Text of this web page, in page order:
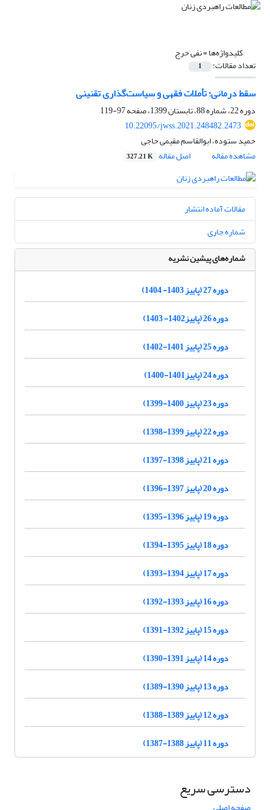
کلیدواژه‌ها =نفی حرج
تعداد مقالات: 1
سقط درمانی؛ تأملات فقهی و سیاست‌گذاری تقنینی
دوره 22، شماره 88، تابستان 1399، صفحه
97-119
10.22095/jwss.2021.248482.2473
حمید ستوده، ابوالقاسم مقیمی حاجی
مشاهده مقاله
اصل مقاله 327.21 K
مقالات آماده انتشار
شماره جاری
شماره‌های پیشین نشریه
دوره 27 (پاییز 1403- 1404)
دوره 26 (پاییز1402- 1403)
دوره 25 (پاییز 1401-1402)
دوره 24 (پاییز1401-1400)
دوره 23 (پاییز 1400-1399)
دوره 22 (پاییز 1399-1398)
دوره 21 (پاییز 1398-1397)
دوره 20 (پاییز 1397-1396)
دوره 19 (پاییز 1396-1395)
دوره 18 (پاییز 1395-1394)
دوره 17 (پاییز 1394-1393)
دوره 16 (پاییز 1393-1392)
دوره 15 (پاییز 1392-1391)
دوره 14 (پاییز 1391-1390)
دوره 13 (پاییز 1390-1389)
دوره 12 (پاییز 1389-1388)
دوره 11 (پاییز 1388-1387)
دسترسی سریع